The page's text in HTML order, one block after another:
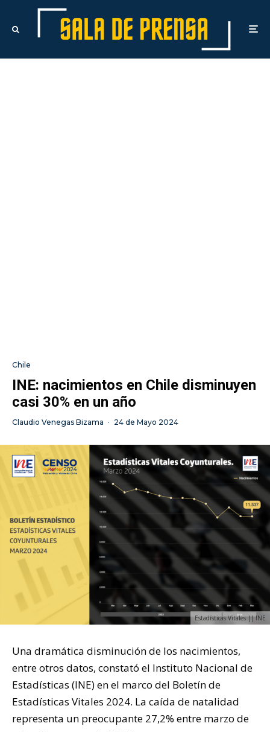
Chile
INE: nacimientos en Chile disminuyen
casi 30% en un año
Claudio Venegas Bizama · 24 de Mayo 2024
Estadísticas Vitales || INE
Una dramática disminución de los nacimientos,
entre otros datos, constató el Instituto Nacional de
Estadísticas (INE) en el marco del Boletín de
Estadísticas Vitales 2024. La caída de natalidad
representa un preocupante 27,2% entre marzo de